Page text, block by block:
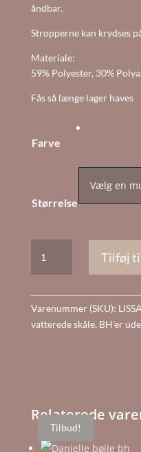
åndbar.
Stropperne kan krydses
Materiale:
59% Polyester, 30%
Fås så længe lager haves
Farve
Størrelse
vatteret
BH
uden
bøjle
antal
Tilføj
Varenummer (SKU):
vatterede skåle, BH'er
Relaterede
Tilbud!